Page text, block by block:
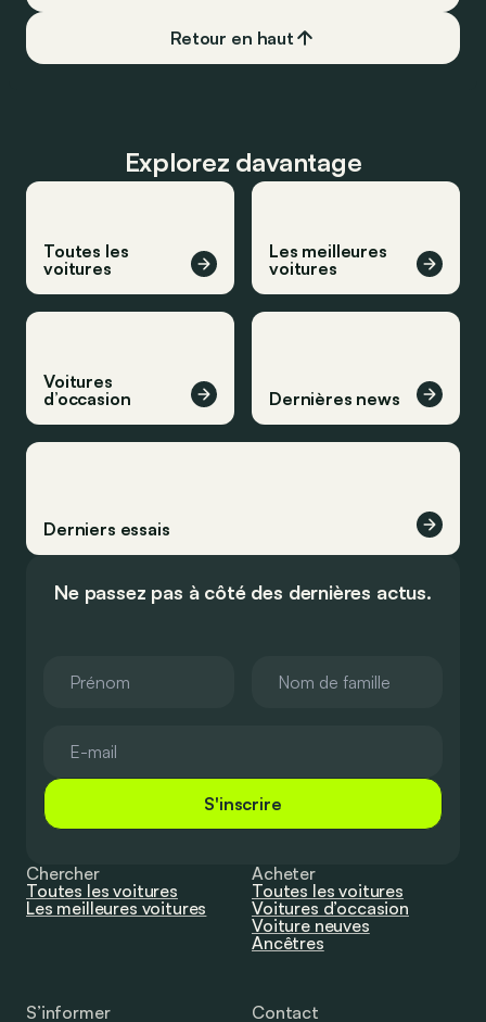
Retour en haut
Explorez davantage
Toutes les
voitures
Les meilleures
voitures
Voitures
d’occasion
Dernières news
Derniers essais
Ne passez pas à côté des dernières actus.
S'inscrire
Chercher
Toutes les voitures
Les meilleures voitures
Acheter
Toutes les voitures
Voitures d’occasion
Voiture neuves
Ancêtres
S’informer
Contact